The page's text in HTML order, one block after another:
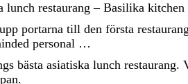
lunch restaurang – Basilika kitchen
portarna till den första
personal …
bästa asiatiska lunch